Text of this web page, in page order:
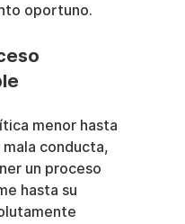
oportuno.
menor hasta
mala conducta,
un proceso
hasta su